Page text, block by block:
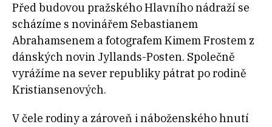
Před budovou pražského Hlavního nádraží se
scházíme s novinářem Sebastianem
Abrahamsenem a fotografem Kimem Frostem z
dánských novin Jyllands-Posten. Společně
vyrážíme na sever republiky pátrat po rodině
Kristiansenových.
V čele rodiny a zároveň i náboženského hnutí